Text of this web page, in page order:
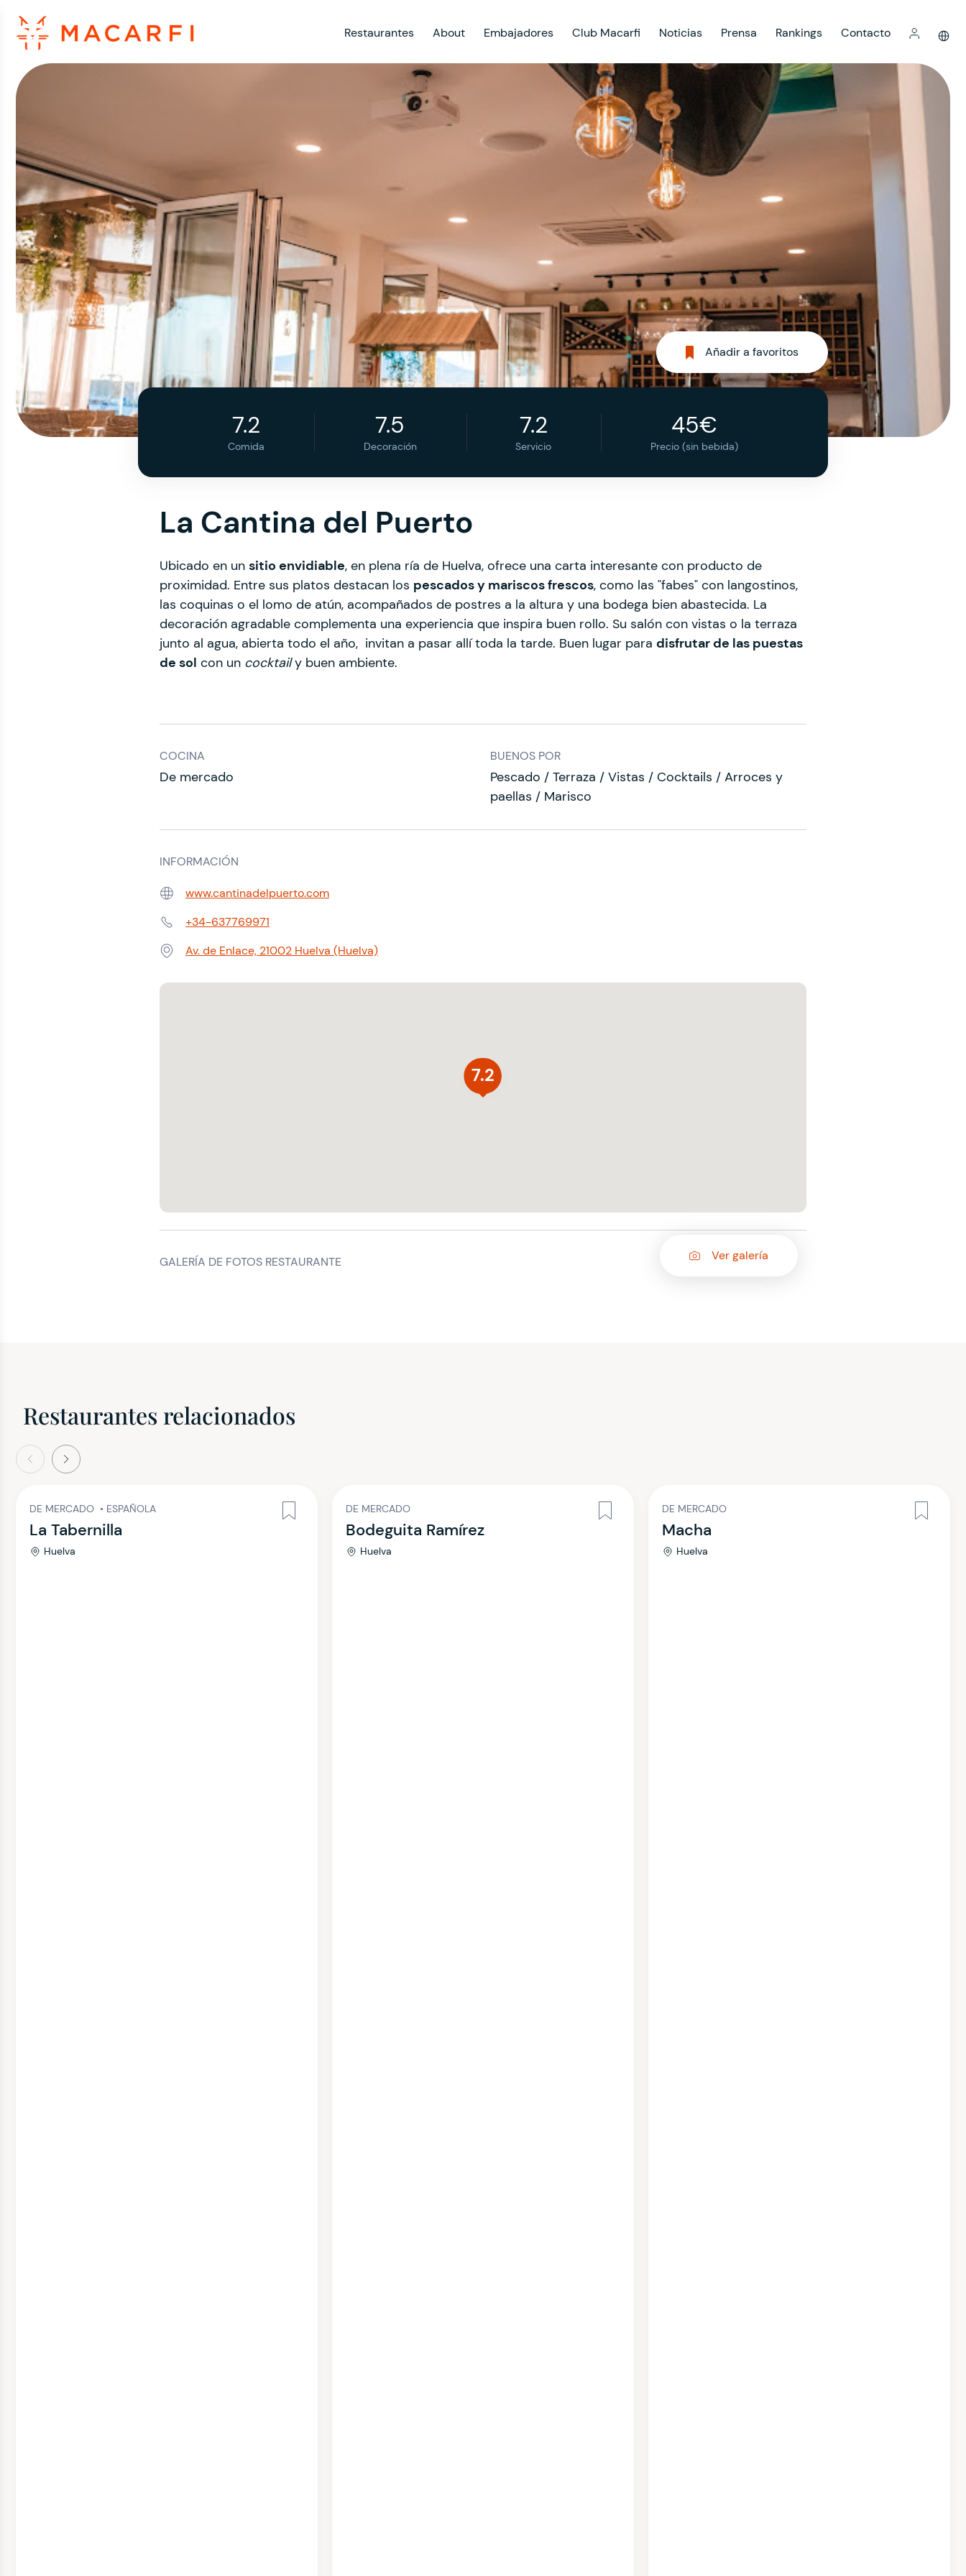
Restaurantes About Embajadores Club Macarfi Noticias Prensa Rankings Contacto
Añadir a favoritos
7.2
Comida
7.5
Decoración
7.2
Servicio
45€
Precio (sin bebida)
La Cantina del Puerto
Ubicado en un sitio envidiable, en plena ría de Huelva, ofrece una carta interesante con producto de
proximidad. Entre sus platos destacan los pescados y mariscos frescos, como las "fabes" con langostinos,
las coquinas o el lomo de atún, acompañados de postres a la altura y una bodega bien abastecida. La
decoración agradable complementa una experiencia que inspira buen rollo. Su salón con vistas o la terraza
junto al agua, abierta todo el año, invitan a pasar allí toda la tarde. Buen lugar para disfrutar de las puestas
de sol con un cocktaily buen ambiente.
COCINA
De mercado
BUENOS POR
Pescado / Terraza / Vistas / Cocktails / Arroces y
paellas / Marisco
INFORMACIÓN
Web: www.cantinadelpuerto.com
Teléfono:+34-637769971
Dirección:Av. de Enlace, 21002 Huelva (Huelva)
7.2
GALERÍA DE FOTOS RESTAURANTE Ver galería
Restaurantes relacionados
Siguiente
DE MERCADO • ESPAÑOLA
La Tabernilla
Huelva
DE MERCADO
Bodeguita Ramírez
Huelva
DE MERCADO
Macha
Huelva